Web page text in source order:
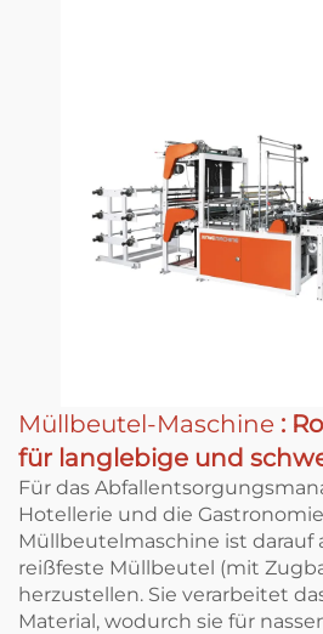
Müllbeutel-Maschine :
für langlebige und
Für das
Hotellerie und die
Müllbeutelmaschine ist darauf
reißfeste Müllbeutel (mit
herzustellen. Sie verarbeitet
Material, wodurch sie für